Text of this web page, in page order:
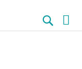
Suche